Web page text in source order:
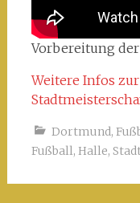
Vorbereitung
Weitere Infos
Dortmund,
Fußball, Halle,